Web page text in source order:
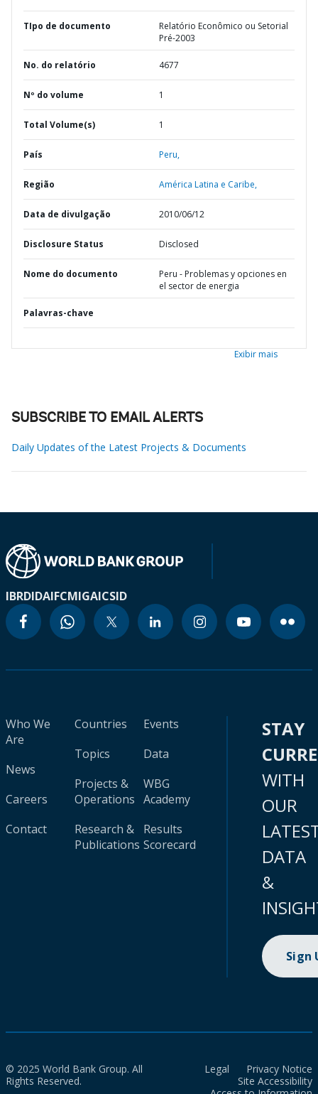
TIpo de documento
Relatório Econômico ou Setorial
Pré-2003
No. do relatório 4677
Nº do volume 1
Total Volume(s) 1
País Peru,
Região América Latina e Caribe,
Data de divulgação 2010/06/12
Disclosure Status Disclosed
Nome do documento
Peru - Problemas y opciones en
el sector de energia
Palavras-chave
Exibir mais
SUBSCRIBE TO EMAIL ALERTS
Daily Updates of the Latest Projects & Documents
IBRDIDAIFCMIGAICSID
Who We
Are
News
Careers
Contact
Countries
Topics
Projects &
Operations
Research &
Publications
Events
Data
WBG
Academy
Results
Scorecard
STAY
WITH
OUR
DATA
&
Sign
© 2025 World Bank Group. All
Rights Reserved.
Legal
Privacy Notice
Site Accessibility